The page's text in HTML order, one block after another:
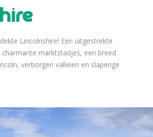
Lincolnshire! Een uitgestrekte
marktstadjes, een breed
verborgen valleien en slaperige